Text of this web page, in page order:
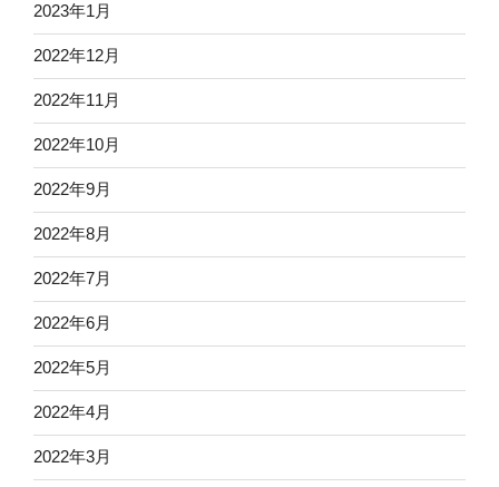
2023年1月
2022年12月
2022年11月
2022年10月
2022年9月
2022年8月
2022年7月
2022年6月
2022年5月
2022年4月
2022年3月